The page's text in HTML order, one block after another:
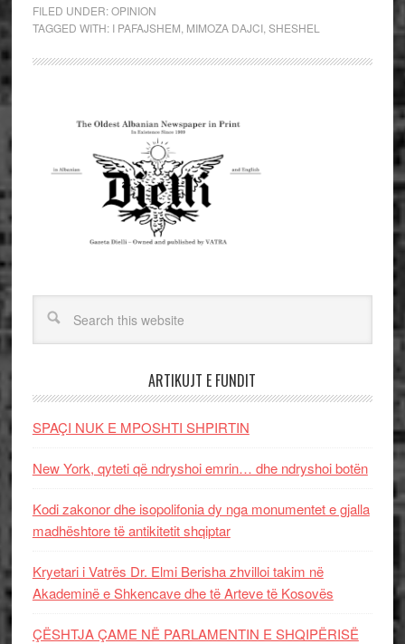
FILED UNDER:OPINION
TAGGED WITH: I PAFAJSHEM MIMOZA DAJCI, SHESHEL
ARTIKUJT E FUNDIT
SPAÇI NUK E MPOSHTI SHPIRTIN
New York, qyteti që ndryshoi emrin… dhe ndryshoi botën
Kodi zakonor dhe isopolifonia dy nga monumentet e gjalla
madhështore të antikitetit shqiptar
Kryetari i Vatrës Dr. Elmi Berisha zhvilloi takim në
Akademinë e Shkencave dhe të Arteve të Kosovës
ÇËSHTJA ÇAME NË PARLAMENTIN E SHQIPËRISË